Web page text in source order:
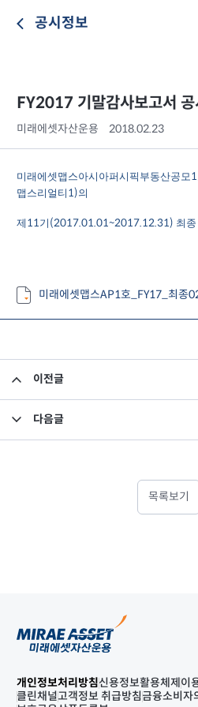
공시정보
FY2017 기말감사보고서 공
미래에셋자산운용 2018.02.23
미래에셋맵스아시아퍼시픽부동산공모1
맵스리얼티 1)의
제 11기 (2017.01.01~2017.12.31) 최
미래에셋맵스AP1호_FY17_최종
이전글
다음글
목록보기
개인정보처리방침신용정보활용체제 이
클린채널고객정보 취급방침금융소비자